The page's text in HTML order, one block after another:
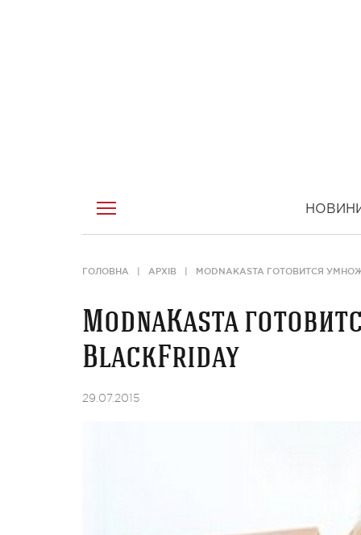
ГОЛОВНА АРХІВ MODNAKASTA ГОТОВИТСЯ
ModnaKasta
BlackFriday
29.07.2015